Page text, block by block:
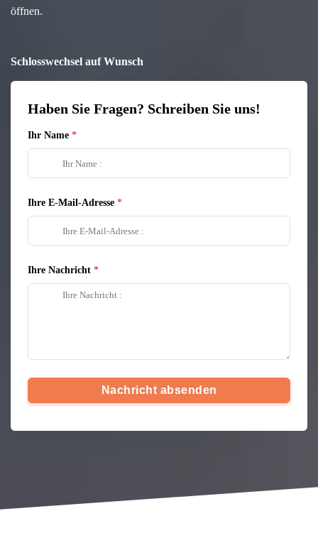
öffnen.
Schlosswechsel auf Wunsch
Haben Sie Fragen? Schreiben Sie uns!
Ihr Name
Ihre E-Mail-Adresse
Ihre Nachricht
Nachricht absenden